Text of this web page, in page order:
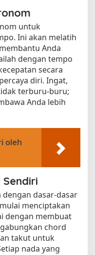
untuk
Ini akan melatih
Anda
dengan tempo
secara
diri. Ingat,
terburu-buru;
Anda lebih
oleh
dengan dasar-dasar
menciptakan
dengan membuat
chord
takut untuk
nada yang